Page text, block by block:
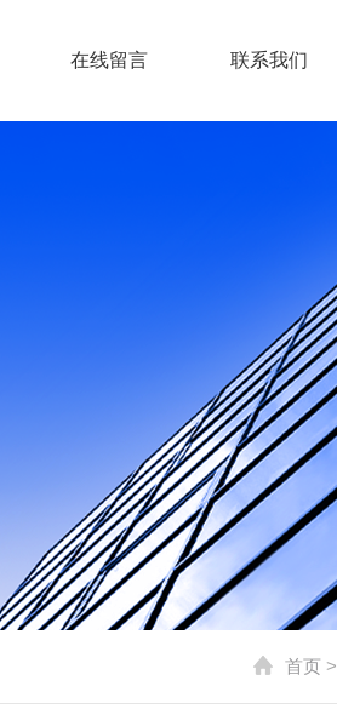
在线留言 联系我们
首页 >